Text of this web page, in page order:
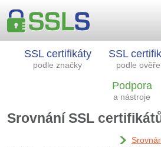
SSL certifikáty
podle značky
SSL
podle
Podpora
a nástroje
Srovnání SSL